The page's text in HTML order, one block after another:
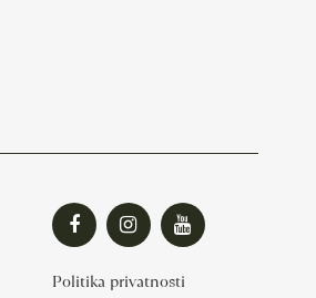
Politika privatnosti